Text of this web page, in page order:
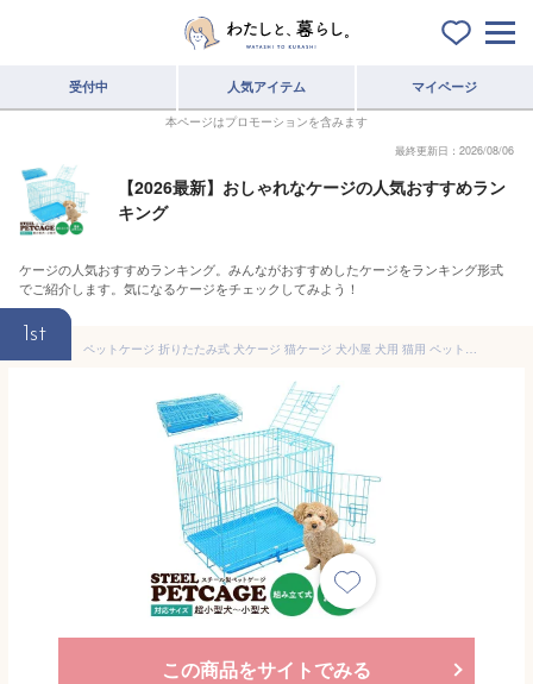
受付中 人気アイテム マイページ
本ページはプロモーションを含みます
最終更新日：2026/08/06
【2026最新】おしゃれなケージの人気おすすめラン
キング
ケージの人気おすすめランキング。みんながおすすめしたケージをランキング形式
でご紹介します。気になるケージをチェックしてみよう！
1st
ペットケージ 折りたたみ式 犬ケージ 猫ケージ 犬小屋 犬用 猫用 ペット用 小型 檻 サークル ケージ ゲージ ハウス ゲート クレート ペットサークル うさぎ 小動物 小型犬 スライドトレー付き 折り畳みタイプ 収納 屋根付き 犬ゲージ ケージ犬 コンパクト【ペット用品】
この商品をサイトでみる